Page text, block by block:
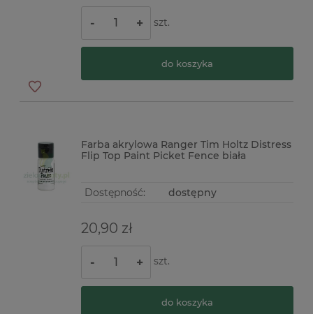
- + szt.
do koszyka
Farba akrylowa Ranger Tim Holtz Distress
Flip Top Paint Picket Fence biała
Dostępność: dostępny
20,90 zł
- + szt.
do koszyka